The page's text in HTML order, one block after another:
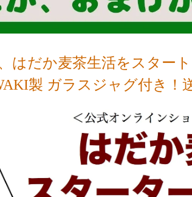
はだか麦茶生活をスター
製 ガラスジャグ付き！